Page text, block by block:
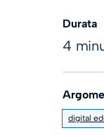
Durata
4
digital